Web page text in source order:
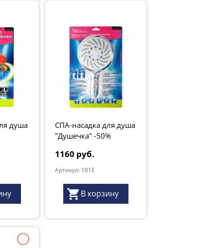
душа
СПА-насадка для душа
"Душечка" -50%
1160 руб.
Артикул: 181E
В корзину